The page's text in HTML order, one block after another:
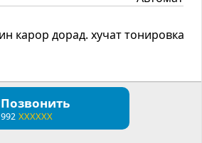
карор дорад. хучат тонировка
Позвонить
992 XXXXXX